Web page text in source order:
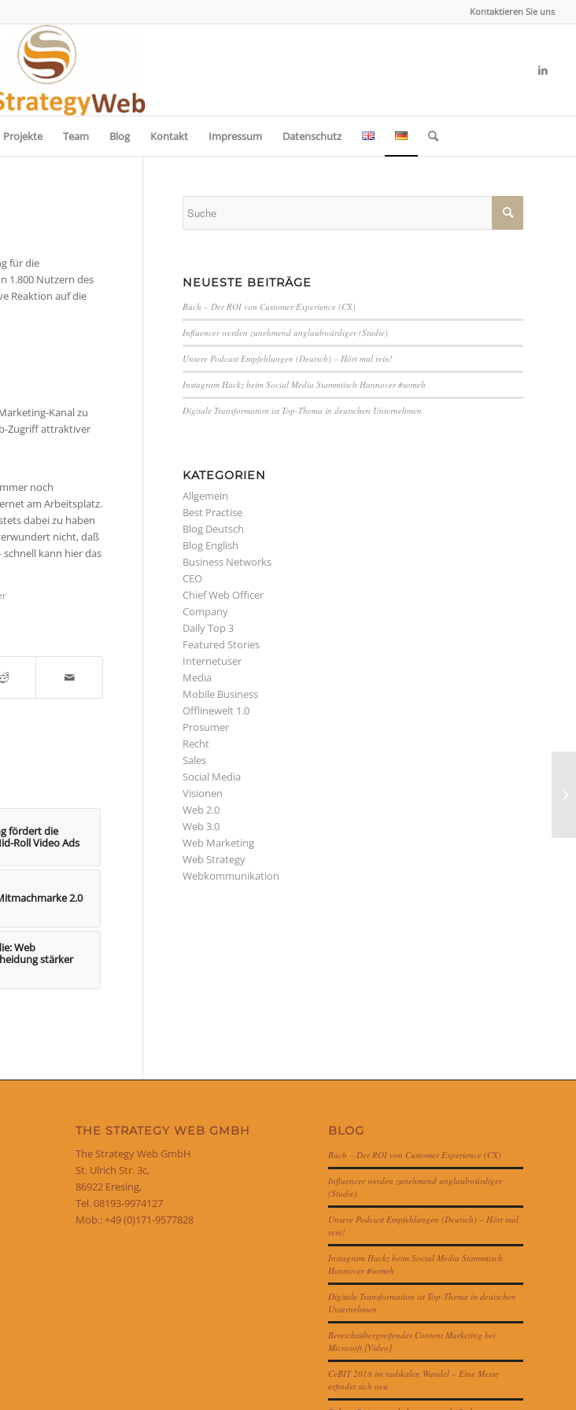
Kontaktieren Sie uns
Projekte Team Blog Kontakt Impressum Datenschutz
für die
1.800 Nutzern des
Reaktion auf die
Kanal zu
Zugriff attraktiver
noch
am Arbeitsplatz.
dabei zu haben
nicht, daß
kann hier das
fördert die
Roll Video Ads
2.0
Web
stärker
NEUESTE BEITRÄGE
Buch – Der ROI von Customer Experience (CX)
Influencer werden zunehmend unglaubwürdiger (Studie)
Unsere Podcast Empfehlungen (Deutsch) – Hört mal rein!
Instagram Hackz beim Social Media Stammtisch Hannover #someh
Digitale Transformation ist Top-Thema in deutschen Unternehmen
KATEGORIEN
Allgemein
Best Practise
Blog Deutsch
Blog English
Business Networks
CEO
Chief Web Officer
Company
Daily Top 3
Featured Stories
Internetuser
Media
Mobile Business
Offlinewelt 1.0
Prosumer
Recht
Sales
Social Media
Visionen
Web 2.0
Web 3.0
Web Marketing
Web Strategy
Webkommunikation
THE STRATEGY WEB GMBH
The Strategy Web GmbH
St. Ulrich Str. 3c,
86922 Eresing,
Tel. 08193-9974127
Mob.: +49 (0)171-9577828
BLOG
Buch – Der ROI von Customer Experience (CX)
Influencer werden zunehmend unglaubwürdiger
(Studie)
Unsere Podcast Empfehlungen (Deutsch) – Hört mal
rein!
Instagram Hackz beim Social Media Stammtisch
Hannover #someh
Digitale Transformation ist Top-Thema in deutschen
Unternehmen
Bereichsübergreifendes Content Marketing bei
Microsoft [Video]
CeBIT 2018 im radikalen Wandel – Eine Messe
erfindet sich neu